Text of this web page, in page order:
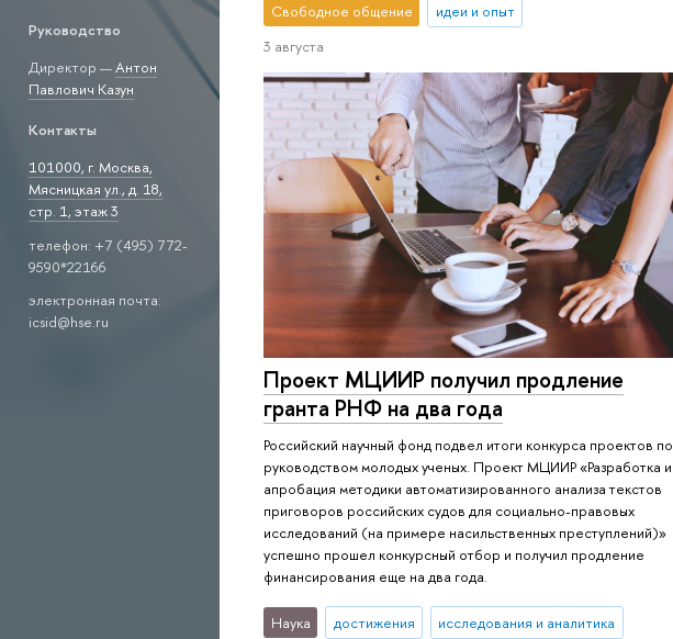
Руководство
Директор —Антон
Павлович Казун
Контакты
101000, г. Москва,
Мясницкая ул., д. 18,
стр. 1, этаж 3
телефон: +7 (495) 772-
9590*22166
электронная почта:
icsid@hse.ru
Свободное общение
идеи и опыт
3 августа
Проект МЦИИР получил продление
гранта РНФ на два года
Российский научный фонд подвел итоги конкурса проектов
руководством молодых ученых. Проект МЦИИР «Разработка и
апробация методики автоматизированного анализа текстов
приговоров российских судов для социально-правовых
исследований (на примере насильственных преступлений)»
успешно прошел конкурсный отбор и получил продление
финансирования еще на два года.
Наука достижения
исследования и аналитика